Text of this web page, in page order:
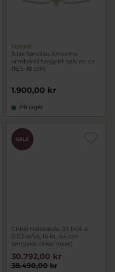
Nyhed
Julie Sandlau Amorina
armbånd forgyldt sølv m. cz
(16,5-18 cm)
1.900,00 kr
På lager
SALE
Cirkel Halskæde, 33 brill. á
0,03 w/vs, 14 kt. 44 cm
(smykke cirkel roset)
38.490,00 kr
30.792,00 kr